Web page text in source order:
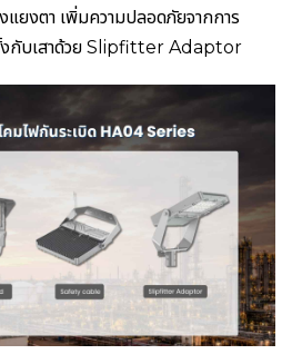
ยงตา เพิ่มความปลอดภัยจากการ
งกับเสาด้วย Slipfitter Adaptor